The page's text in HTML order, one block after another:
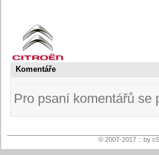
Komentáře
Pro psaní komentářů se
© 2007-2017 :: by